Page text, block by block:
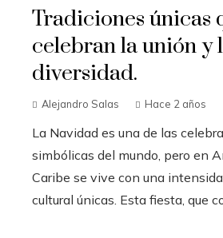
Tradiciones únicas
celebran la unión y
diversidad.
Alejandro Salas Hace 2 años
La Navidad es una de las
simbólicas del mundo, pero en
Caribe se vive con una
cultural únicas. Esta fiesta, que